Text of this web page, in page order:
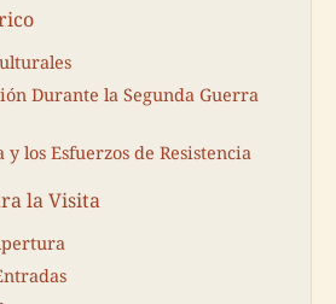
Durante la Segunda Guerra
los Esfuerzos de Resistencia
la Visita